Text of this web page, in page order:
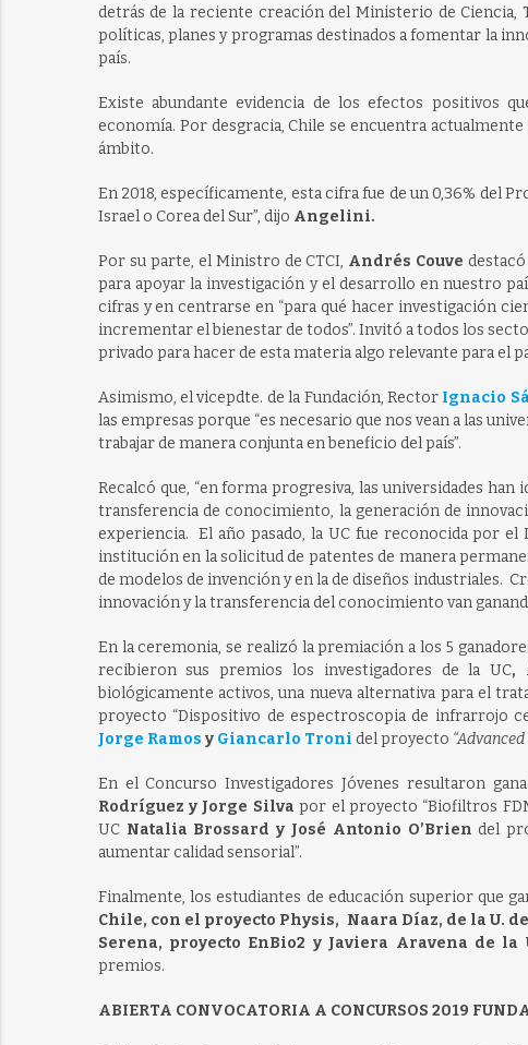
detrás de la reciente creación del Ministerio de Ciencia,
políticas, planes y programas destinados a fomentar la
país.
Existe abundante evidencia de los efectos positivos
economía. Por desgracia, Chile se encuentra
ámbito.
En 2018, específicamente, esta cifra fue de un 0,36% del
Israel o Corea del Sur”, dijo Angelini.
Por su parte, el Ministro de CTCI, Andrés Couve
para apoyar la investigación y el desarrollo en nuestro
cifras y en centrarse en “para qué hacer investigación
incrementar el bienestar de todos”. Invitó a todos los
privado para hacer de esta materia algo relevante para el
Asimismo, el vicepdte. de la Fundación, Rector Ignacio
las empresas porque “es necesario que nos vean a las
trabajar de manera conjunta en beneficio del país”.
Recalcó que, “en forma progresiva, las universidades
transferencia de conocimiento, la generación de
experiencia. El año pasado, la UC fue reconocida por
institución en la solicitud de patentes de manera
de modelos de invención y en la de diseños industriales.
innovación y la transferencia del conocimiento van
En la ceremonia, se realizó la premiación a los 5
recibieron sus premios los investigadores de la UC,
biológicamente activos, una nueva alternativa para el
proyecto “Dispositivo de espectroscopia de infrarrojo
Jorge Ramos y Giancarlo Troni del proyecto
En el Concurso Investigadores Jóvenes resultaron
Rodríguez y Jorge Silvapor el proyecto “Biofiltros
UC Natalia Brossard y José Antonio O’Briendel
aumentar calidad sensorial”.
Finalmente, los estudiantes de educación superior que
Chile, con el proyecto Physis, Naara Díaz, de la U.
Serena, proyecto EnBio2 y Javiera Aravena de
premios.
ABIERTA CONVOCATORIA A CONCURSOS 2019